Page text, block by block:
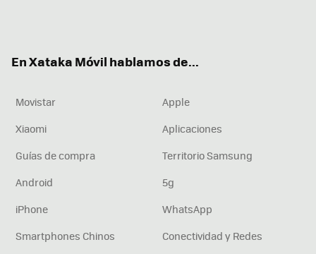
En Xataka Móvil hablamos de...
Movistar
Apple
Xiaomi
Aplicaciones
Guías de compra
Territorio Samsung
Android
5g
iPhone
WhatsApp
Smartphones Chinos
Conectividad y Redes